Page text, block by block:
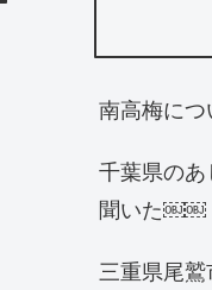
南高梅に
千葉県の
聞いた￼￼
三重県尾